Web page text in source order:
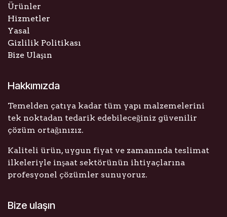
Ürünler
Hizmetler
Yasal
Gizlilik Politikası
Bize Ulaşın
Hakkımızda
Temelden çatıya kadar tüm yapı malzemelerini
tek noktadan tedarik edebileceğiniz güvenilir
çözüm ortağınızız.
Kaliteli ürün, uygun fiyat ve zamanında teslimat
ilkeleriyle inşaat sektörünün ihtiyaçlarına
profesyonel çözümler sunuyoruz.
Bize ulaşın